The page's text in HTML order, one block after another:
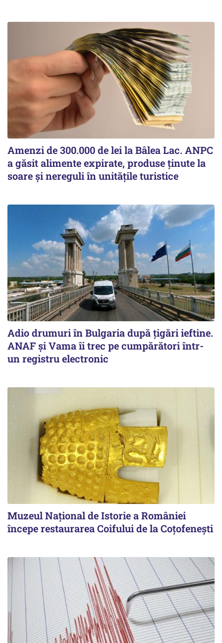
Amenzi de 300.000 de lei la Bâlea Lac. ANPC
a găsit alimente expirate, produse ținute la
soare și nereguli în unitățile turistice
Adio drumuri în Bulgaria după țigări ieftine.
ANAF și Vama îi trec pe cumpărători într-
un registru electronic
Muzeul Național de Istorie a României
începe restaurarea Coifului de la Coțofenești